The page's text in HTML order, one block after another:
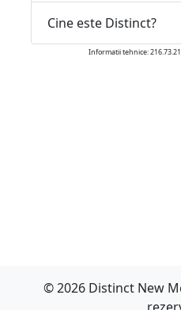
Cine este Distinct?
Informatii tehnice:
© 2026 Distinct New